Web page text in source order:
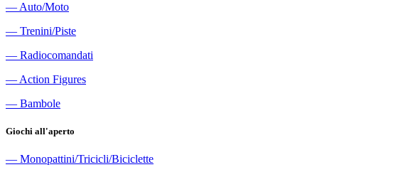
― Auto/Moto
― Trenini/Piste
― Radiocomandati
― Action Figures
― Bambole
Giochi all'aperto
― Monopattini/Tricicli/Biciclette